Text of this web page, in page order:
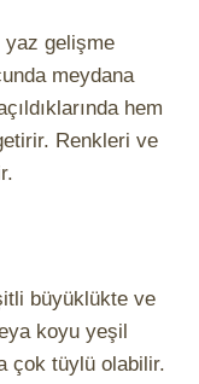
yaz gelişme
meydana
hem
Renkleri ve
büyüklükte ve
koyu yeşil
çok tüylü olabilir.